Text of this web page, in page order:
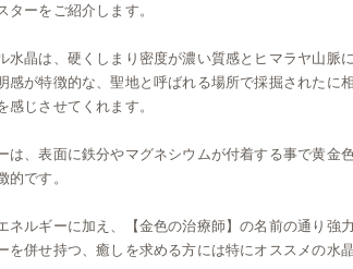
ターをご紹介します。
水晶は、硬くしまり密度が濃い質感とヒマラヤ山脈
感が特徴的な、聖地と呼ばれる場所で採掘されたに
感じさせてくれます。
は、表面に鉄分やマグネシウムが付着する事で黄金
的です。
ネルギーに加え、【金色の治療師】の名前の通り強
を併せ持つ、癒しを求める方には特にオススメの水